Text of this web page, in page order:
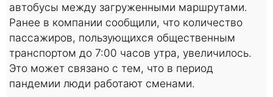
автобусы между загруженными маршрутами.
Ранее в компании сообщили, что количество
пассажиров, пользующихся общественным
транспортом до 7:00 часов утра, увеличилось.
Это может связано с тем, что в период
пандемии люди работают сменами.